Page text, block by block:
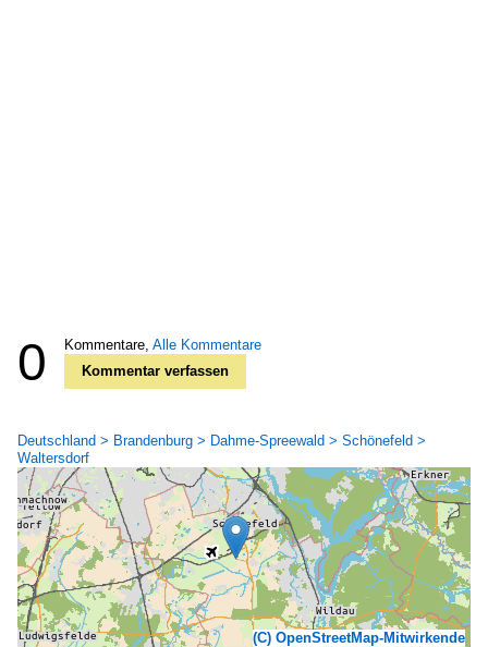
0 Kommentare, Alle Kommentare
Kommentar verfassen
Deutschland > Brandenburg > Dahme-Spreewald > Schönefeld >
Waltersdorf
(C) OpenStreetMap-Mitwirkende